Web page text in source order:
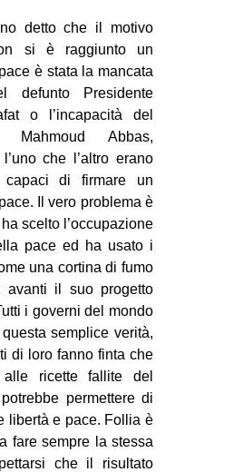
ORIENTE
EUROPA
ORIENTE
MONDO
EVENTI
in
tw
bsky
ms
SEARCH
detto che il motivo
si è raggiunto un
è stata la mancata
defunto Presidente
o l’incapacità del
Mahmoud Abbas,
che l’altro erano
di firmare un
Il vero problema è
scelto l’occupazione
pace ed ha usato i
una cortina di fumo
avanti il suo progetto
i governi del mondo
semplice verità,
di loro fanno finta che
ricette fallite del
permettere di
libertà e pace. Follia è
fare sempre la stessa
che il risultato